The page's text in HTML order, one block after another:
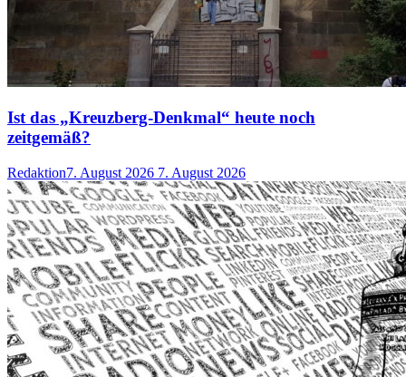
Ist das „Kreuzberg-Denkmal“ heute noch
zeitgemäß?
Redaktion7. August 2026 7. August 2026